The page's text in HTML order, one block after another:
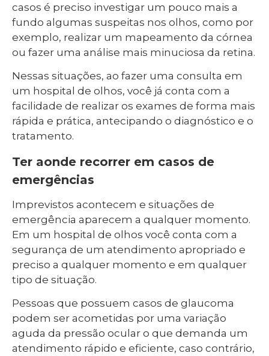
casos é preciso investigar um pouco mais a
fundo algumas suspeitas nos olhos, como por
exemplo, realizar um mapeamento da córnea
ou fazer uma análise mais minuciosa da retina.
Nessas situações, ao fazer uma consulta em
um hospital de olhos, você já conta com a
facilidade de realizar os exames de forma mais
rápida e prática, antecipando o diagnóstico e o
tratamento.
Ter aonde recorrer em casos de
emergências
Imprevistos acontecem e situações de
emergência aparecem a qualquer momento.
Em um hospital de olhos você conta com a
segurança de um atendimento apropriado e
preciso a qualquer momento e em qualquer
tipo de situação.
Pessoas que possuem casos de glaucoma
podem ser acometidas por uma variação
aguda da pressão ocular o que demanda um
atendimento rápido e eficiente, caso contrário,